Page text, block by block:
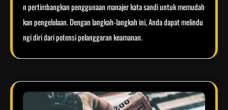
n pertimbangkan penggunaan manajer kata sandi untuk memudah
kan pengelolaan. Dengan langkah-langkah ini, Anda dapat melindu
ngi diri dari potensi pelanggaran keamanan.